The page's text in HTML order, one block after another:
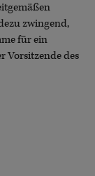
zwingend,
für ein
Vorsitzende des